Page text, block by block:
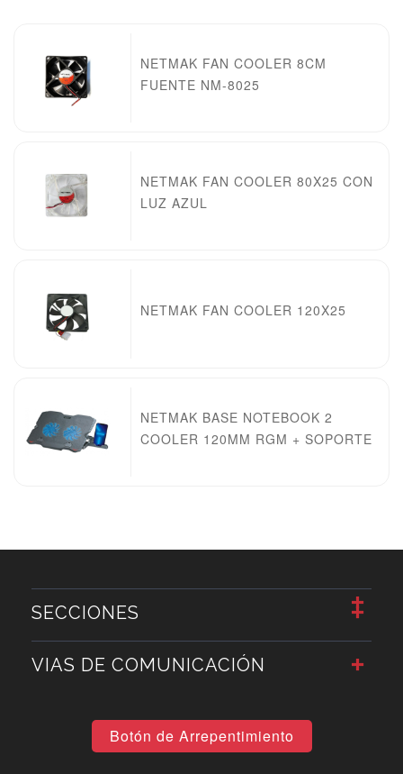
NETMAK FAN COOLER 8CM
FUENTE NM-8025
NETMAK FAN COOLER 80X25 CON
LUZ AZUL
NETMAK FAN COOLER 120X25
NETMAK BASE NOTEBOOK 2
COOLER 120MM RGM + SOPORTE
SECCIONES
VIAS DE COMUNICACIÓN
Botón de Arrepentimiento